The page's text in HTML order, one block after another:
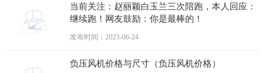
当前关注：赵丽颖白玉兰三次陪跑，本人回应：
继续跑！网友鼓励：你是最棒的！
发布时间：2023-06-24
负压风机价格与尺寸（负压风机价格）